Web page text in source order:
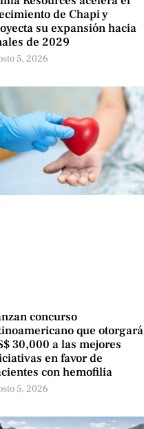
de Chapi y
su expansión hacia
de 2029
5, 2026
concurso
que otorgará
30,000 a las mejores
en favor de
con hemofilia
5, 2026